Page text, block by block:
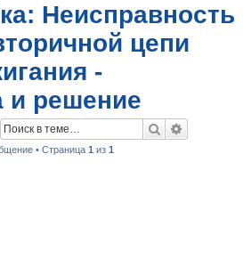
Неисправность
цепи
-
и решение
Поиск
• Страница 1 из 1